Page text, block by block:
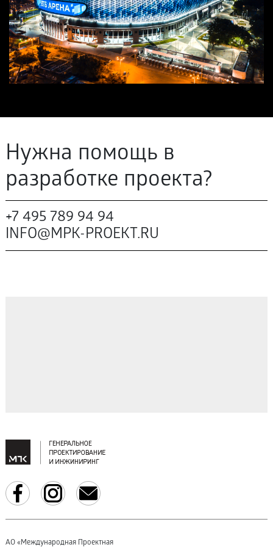
Нужна помощь в
разработке проекта?
+7 495 789 94 94
INFO@MPK-PROEKT.RU
АО «Международная Проектная